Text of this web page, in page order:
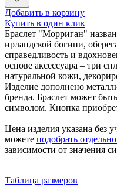
Добавить в корзину
Купить в один клик
Браслет "Морриган"
ирландской богини,
справедливость и
основе аксессуара – три
натуральной кожи,
Изделие дополнено
бренда. Браслет может
символом. Кнопка
Цена изделия указана без
можете подобрать
зависимости от значения
Таблица размеров